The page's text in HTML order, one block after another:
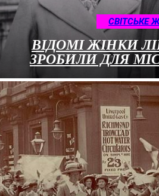
CВІТСЬКЕ
ВІДОМІ ЖІНКИ
ЗРОБИЛИ ДЛЯ